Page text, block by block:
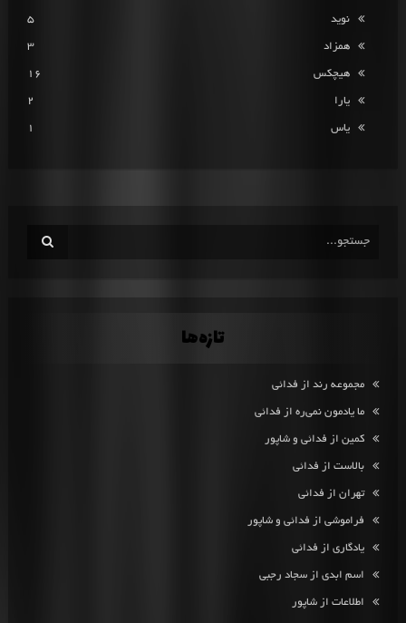
نوید 5
همزاد 3
هیچکس 16
یارا 2
یاس 1
تازه‌ها
مجموعه رند از فدائی
ما یادمون نمی‌ره از فدائی
کمین از فدائی و شاپور
بالاست از فدائی
تهران از فدائی
فراموشی از فدائی و شاپور
یادگاری از فدائی
اسم ابدی از سجاد رجبی
اطلاعات از شاپور